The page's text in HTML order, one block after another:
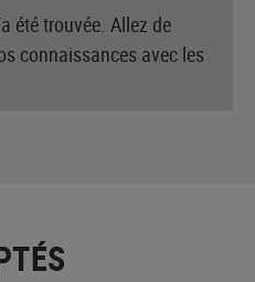
été trouvée. Allez de
connaissances avec les